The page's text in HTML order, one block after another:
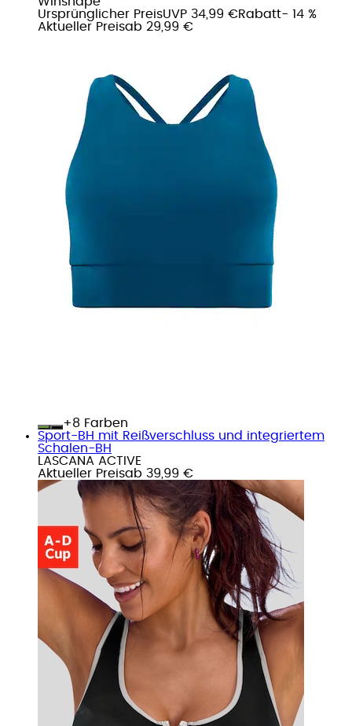
Ursprünglicher PreisUVP 34,99 €Rabatt- 14 %
Aktueller Preisab 29,99 €
+
Farben
Sport-BH mit Reißverschluss und integriertem
Schalen-BH
LASCANA ACTIVE
Aktueller Preisab 39,99 €